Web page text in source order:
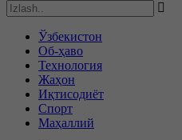
Ўзбекистон
Об-ҳаво
Технология
Жаҳон
Иқтисодиёт
Спорт
Маҳаллий